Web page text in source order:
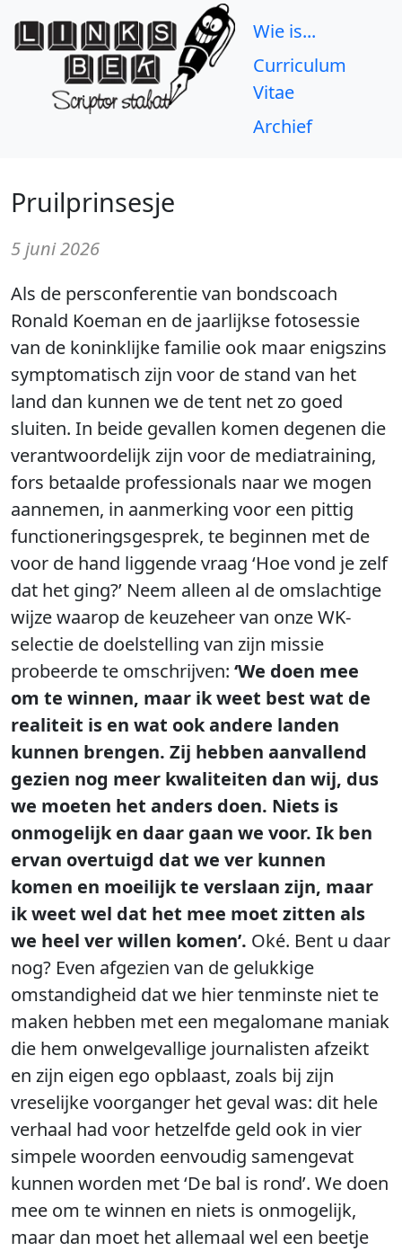
Wie is...
Curriculum
Vitae
Archief
Pruilprinsesje
5 juni 2026
Als de persconferentie van bondscoach
Ronald Koeman en de jaarlijkse fotosessie
van de koninklijke familie ook maar enigszins
symptomatisch zijn voor de stand van het
land dan kunnen we de tent net zo goed
sluiten. In beide gevallen komen degenen die
verantwoordelijk zijn voor de mediatraining,
fors betaalde professionals naar we mogen
aannemen, in aanmerking voor een pittig
functioneringsgesprek, te beginnen met de
voor de hand liggende vraag ‘Hoe vond je zelf
dat het ging?’ Neem alleen al de omslachtige
wijze waarop de keuzeheer van onze WK-
selectie de doelstelling van zijn missie
probeerde te omschrijven: ‘We doen mee
om te winnen, maar ik weet best wat de
realiteit is en wat ook andere landen
kunnen brengen. Zij hebben aanvallend
gezien nog meer kwaliteiten dan wij, dus
we moeten het anders doen. Niets is
onmogelijk en daar gaan we voor. Ik ben
ervan overtuigd dat we ver kunnen
komen en moeilijk te verslaan zijn, maar
ik weet wel dat het mee moet zitten als
we heel ver willen komen’. Oké. Bent u daar
nog? Even afgezien van de gelukkige
omstandigheid dat we hier tenminste niet te
maken hebben met een megalomane maniak
die hem onwelgevallige journalisten afzeikt
en zijn eigen ego opblaast, zoals bij zijn
vreselijke voorganger het geval was: dit hele
verhaal had voor hetzelfde geld ook in vier
simpele woorden eenvoudig samengevat
kunnen worden met ‘De bal is rond’. We doen
mee om te winnen en niets is onmogelijk,
maar dan moet het allemaal wel een beetje